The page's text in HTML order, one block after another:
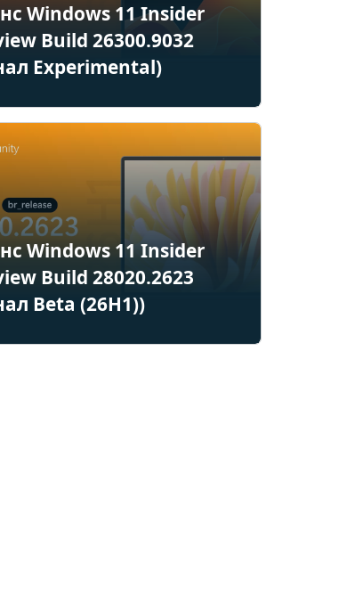
Windows 11 Insider
Build 26300.9032
Experimental)
Windows 11 Insider
Build 28020.2623
Beta (26H1))